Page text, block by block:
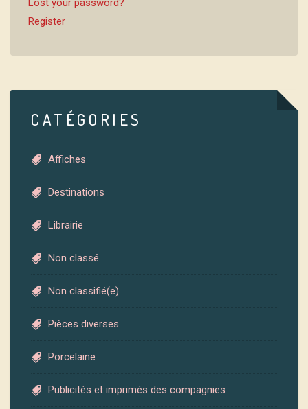
Lost your password?
Register
CATÉGORIES
Affiches
Destinations
Librairie
Non classé
Non classifié(e)
Pièces diverses
Porcelaine
Publicités et imprimés des compagnies